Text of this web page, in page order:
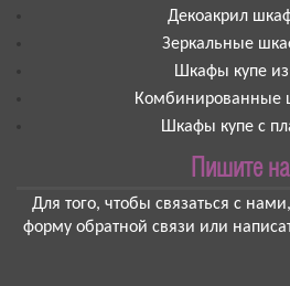
Декоакрил
Зеркальные
Шкафы купе
Комбинированные
Шкафы купе с
Пишите
Для того, чтобы связаться с
форму обратной связи или